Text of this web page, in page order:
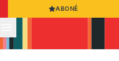
ABONĒ